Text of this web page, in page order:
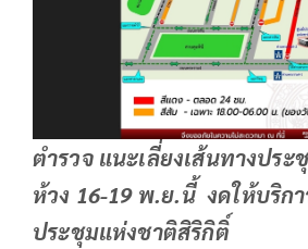
ตำรวจ แนะเลี่ยงเส้นทางประ
ห้วง 16-19 พ.ย.นี้ งดให้บริกา
ประชุมแห่งชาติสิริกิติ์